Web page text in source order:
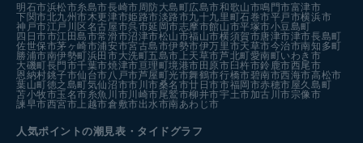
明石市浜松市糸島市長崎市周防大島町広島市和歌山市鳴門市富津市
下関市北九州市木更津市姫路市淡路市九十九里町石巻市平戸市横浜市
神戸市江戸川区 名古屋市呉市延岡市志摩市館山市平塚市小豆島町
四日市市江田島市常滑市沼津市松山市福山市横須賀市唐津市津市長島町
佐世保市茅ヶ崎市浦安市宮古島市伊勢市伊万里市天草市今治市南知多町
勝浦市南伊勢町浜田市大洗町五島市 上天草市芦北町愛南町いわき市
大磯町長門市千葉市焼津市亘理町境港市 田原市 臼杵市鈴鹿市西尾市
恩納村銚子市仙台市八戸市芦屋町光市舞鶴市行橋市碧南市西海市高松市
葉山町徳之島町気仙沼市市川市桑名市廿日市市福岡市赤穂市屋久島町
苫小牧市玉名市糸魚川市川崎市尾鷲市柳井市宇土市加古川市宗像市
諫早市西宮市 上越市倉敷市出水市南あわじ市
人気ポイントの潮見表・タイドグラフ